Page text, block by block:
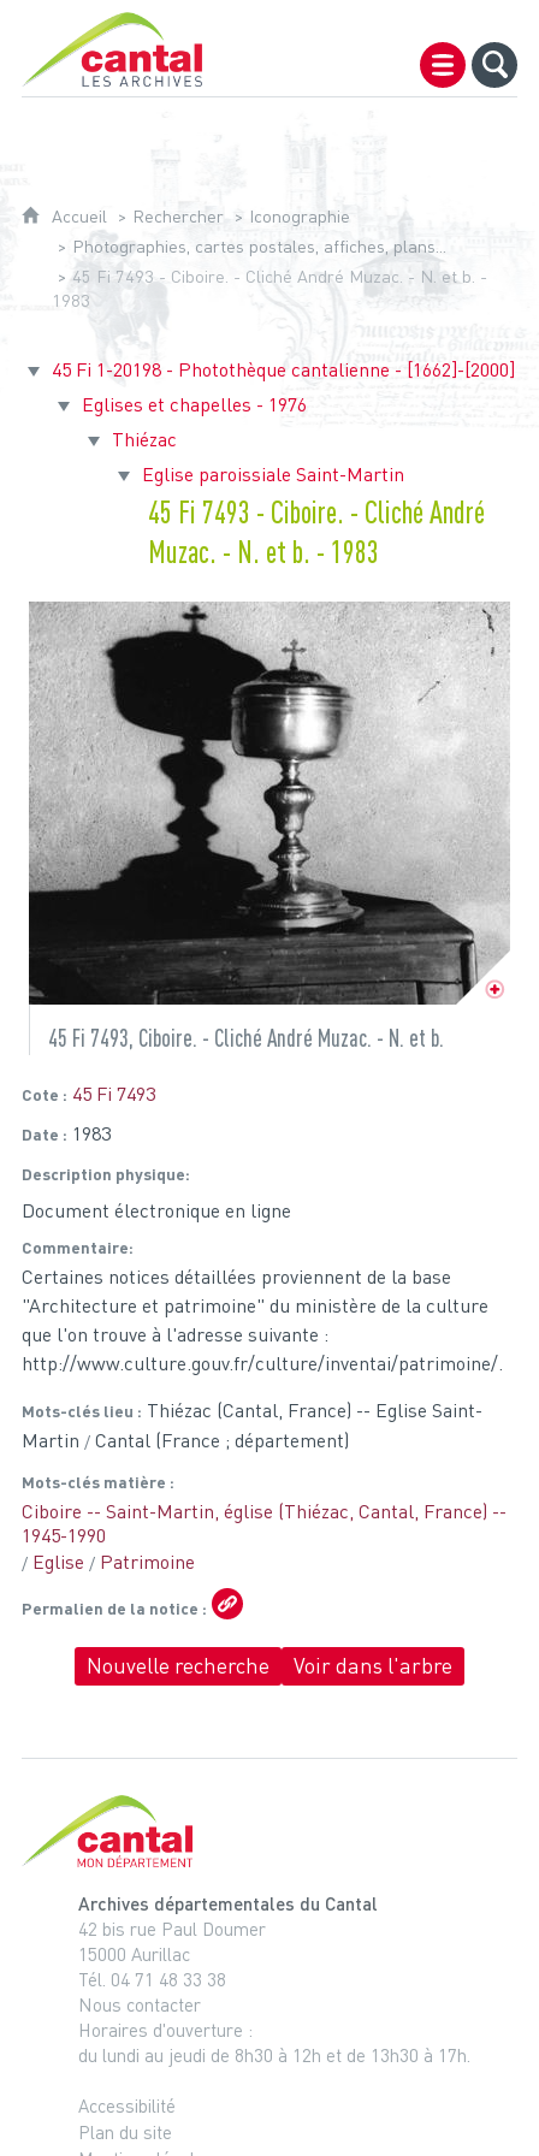
Archives du Cantal
Accueil Rechercher
Iconographie
Photographies, cartes postales, affiches, plans...
45 Fi 7493 - Ciboire. - Cliché André Muzac. - N. et b. -
1983
45 Fi 1-20198 - Photothèque cantalienne - [1662]-[2000]
Eglises et chapelles - 1976
Thiézac
Eglise paroissiale Saint-Martin
45 Fi 7493 - Ciboire. - Cliché André
Muzac. - N. et b. - 1983
45 Fi 7493, Ciboire. - Cliché André Muzac. - N. et b.
Cote 45 Fi 7493
Date 1983
Description physique
Document électronique en ligne
Commentaire
Certaines notices détaillées proviennent de la base
"Architecture et patrimoine" du ministère de la culture
que l'on trouve à l'adresse suivante :
http://www.culture.gouv.fr/culture/inventai/patrimoine/.
Mots-clés lieu
Thiézac (Cantal, France) -- Eglise Saint-
Martin
Cantal (France ; département)
Mots-clés matière
Ciboire -- Saint-Martin, église (Thiézac, Cantal, France) --
1945-1990
Eglise
Patrimoine
Permalien de la notice
Nouvelle recherche Voir dans l'arbre
Archives départementales du Cantal
42 bis rue Paul Doumer
15000 Aurillac
Tél. 04 71 48 33 38
Nous contacter
Horaires d'ouverture :
du lundi au jeudi de 8h30 à 12h et de 13h30 à 17h.
Accessibilité
Plan du site